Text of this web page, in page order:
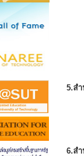
5.ส
6.ส